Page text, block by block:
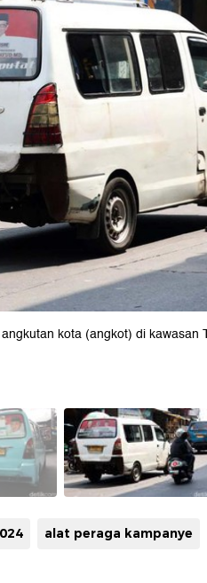
kota (angkot) di kawasan
alat peraga kampanye